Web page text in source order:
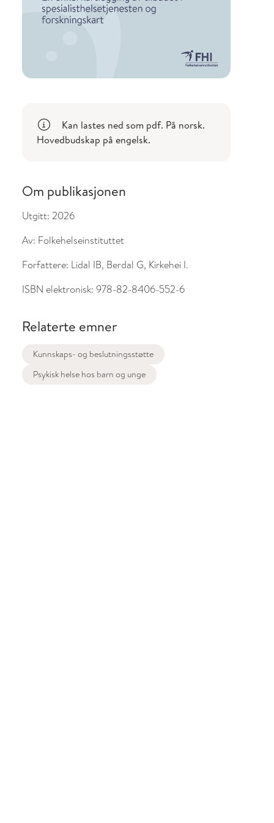
endringer
Kan lastes ned som pdf. På norsk.
Hovedbudskap på engelsk.
Om publikasjonen
Utgitt: 2026
Av: Folkehelseinstituttet
Forfattere: Lidal IB, Berdal G, Kirkehei I.
ISBN elektronisk: 978-82-8406-552-6
Relaterte emner
Kunnskaps- og beslutningsstøtte
Psykisk helse hos barn og unge